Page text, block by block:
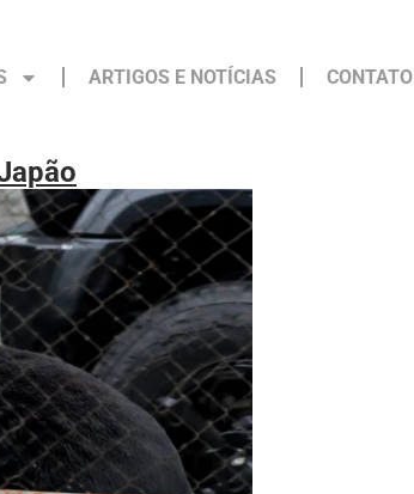
ARTIGOS E NOTÍCIAS CONTATO